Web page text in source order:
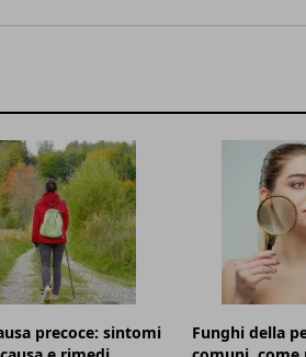
precoce: sintomi
Funghi della